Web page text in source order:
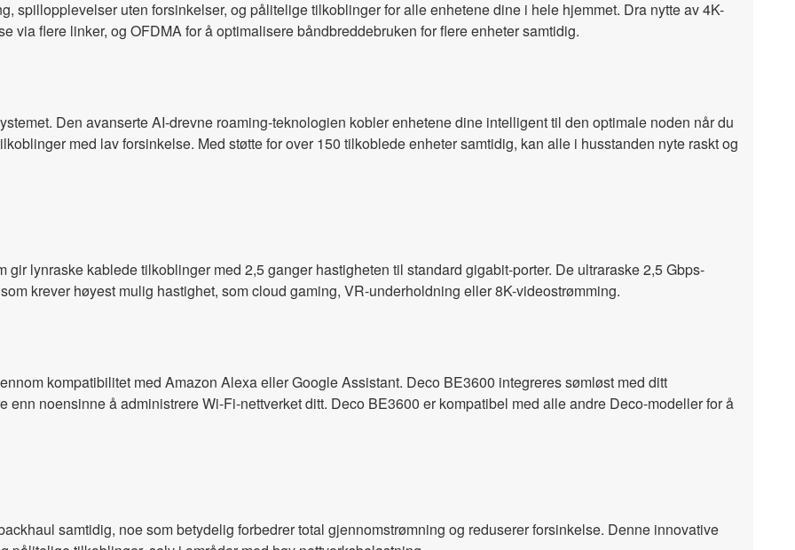
spillopplevelser uten forsinkelser, og pålitelige tilkoblinger for alle enhetene dine i hele hjemmet. Dra nytte av 4K-
via flere linker, og OFDMA for å optimalisere båndbreddebruken for flere enheter samtidig.
Den avanserte AI-drevne roaming-teknologien kobler enhetene dine intelligent til den optimale noden når du
med lav forsinkelse. Med støtte for over 150 tilkoblede enheter samtidig, kan alle i husstanden nyte raskt og
gir lynraske kablede tilkoblinger med 2,5 ganger hastigheten til standard gigabit-porter. De ultraraske 2,5 Gbps-
krever høyest mulig hastighet, som cloud gaming, VR-underholdning eller 8K-videostrømming.
kompatibilitet med Amazon Alexa eller Google Assistant. Deco BE3600 integreres sømløst med ditt
enn noensinne å administrere Wi-Fi-nettverket ditt. Deco BE3600 er kompatibel med alle andre Deco-modeller for å
samtidig, noe som betydelig forbedrer total gjennomstrømning og reduserer forsinkelse. Denne innovative